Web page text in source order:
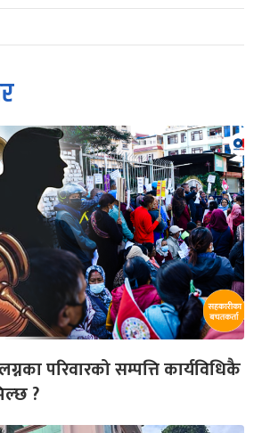
परिवारको सम्पत्ति कार्यविधिकै
?